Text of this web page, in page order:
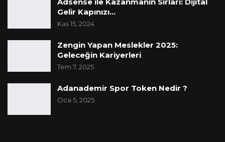
Gelir Kapınızı…
Kas 15, 2024
Zengin Yapan Meslekler 2025:
Geleceğin Kariyerleri
Tem 7, 2025
Adanademir Spor Token Nedir ?
Oca 5, 2025